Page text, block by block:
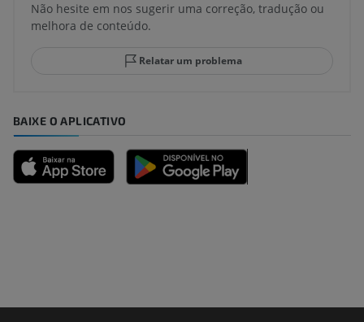
Não hesite em nos sugerir uma correção, tradução ou
melhora de conteúdo.
Relatar um problema
BAIXE O APLICATIVO